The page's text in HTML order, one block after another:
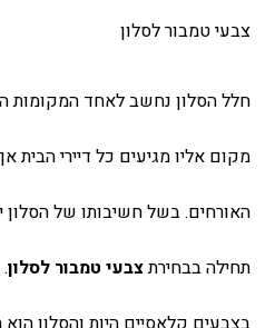
צבעי טמבור לסלון
חלל הסלון נחשב לאחד המקומות
מקום אליו מגיעים כל דיירי הבית
האורחים. בשל חשיבותו של
תחילה בבחירתצבעי טמבור לסלון